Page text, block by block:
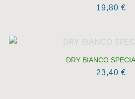
19,80 €
DRY BIANCO
23,40 €